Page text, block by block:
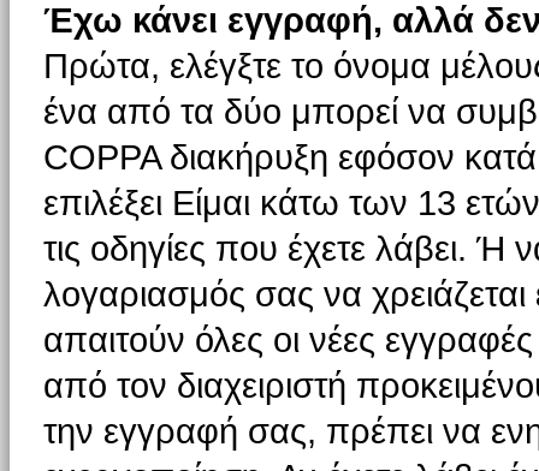
Έχω κάνει εγγραφή, αλλά
Πρώτα, ελέγξτε το όνομα
ένα από τα δύο μπορεί να
COPPA διακήρυξη εφόσον κατά
επιλέξει Είμαι κάτω των 13
τις οδηγίες που έχετε λάβει. Ή
λογαριασμός σας να
απαιτούν όλες οι νέες
από τον διαχειριστή
την εγγραφή σας, πρέπει να